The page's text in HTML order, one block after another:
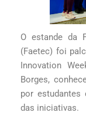
O estande da
(Faetec) foi
Innovation
Borges,
por estudantes
das iniciativas.